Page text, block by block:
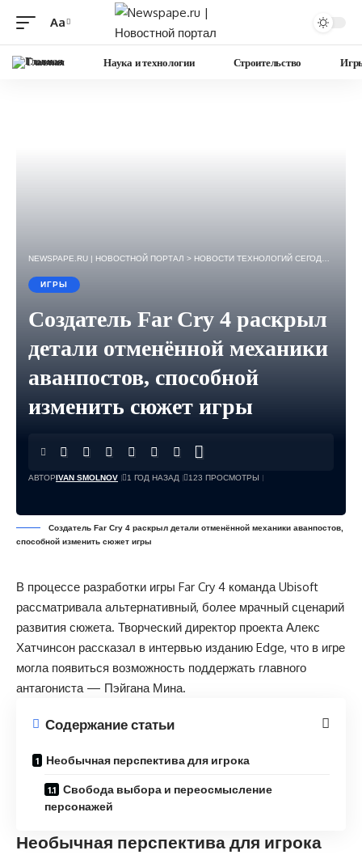
Изменение
Aa
Главная Наука и технологии Строительство
NEWSPAPE.RU | НОВОСТНОЙ ПОРТАЛ > НОВОСТИ ТЕХНОЛОГИЙ СЕГОДНЯ — ИГРЫ, НАУКА, ГАДЖЕТЫ, БИЗНЕС.
ИГРЫ
Создатель Far Cry 4 раскрыл
детали отменённой механики
аванпостов, способной
изменить сюжет игры
АВТОРIVAN SMOLNOV 1 ГОД НАЗАД 123 ПРОСМОТРЫ
Создатель Far Cry 4 раскрыл детали отменённой механики аванпостов,
способной изменить сюжет игры
В процессе разработки игры Far Cry 4 команда Ubisoft
рассматривала альтернативный, более мрачный сценарий
развития сюжета. Творческий директор проекта Алекс
Хатчинсон рассказал в интервью изданию Edge, что в игре
могла появиться возможность поддержать главного
антагониста — Пэйгана Мина.
Содержание статьи
Необычная перспектива для игрока
Свобода выбора и переосмысление
персонажей
Необычная перспектива для игрока